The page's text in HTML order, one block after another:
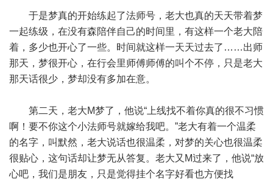
于是梦真的开始练起了法师号，老大也真的天天带着梦
一起练级，在没有森陪伴自己的时间里，有这样一个老大陪
着，多少也开心了一些。时间就这样一天天过去了……出师
那天，梦很开心，在行会里师傅师傅的叫个不停，只是老大
那天话很少，梦却没有多加在意。
第二天，老大M梦了，他说“上线找不着你真的很不习惯
啊！要不你这个小法师号就嫁给我吧。”老大有着一个温柔
的名字，叫默然，老大说话也很温柔，对梦的关心也很温柔
很贴心，这句话却让梦无从答复。老大又M过来了，他说“放
心吧，我们是朋友，只是觉得挂个名字好看也方便找